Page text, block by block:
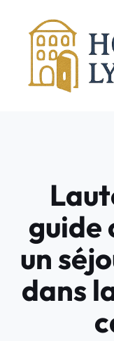
contenu
guide
un
dans